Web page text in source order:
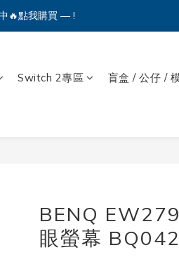
🔥點我購買 — !
領優惠券！🎫
Switch 2專區 盲盒 / 公仔 /
BENQ
眼螢幕 BQ042